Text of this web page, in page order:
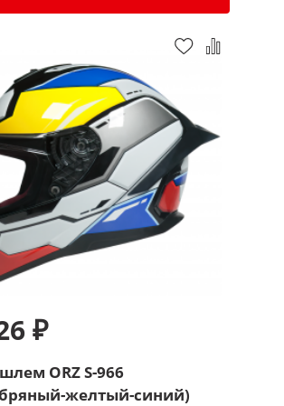
₽
ORZ S-966
желтый-синий)